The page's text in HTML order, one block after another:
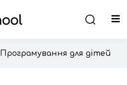
Програмування для дітей